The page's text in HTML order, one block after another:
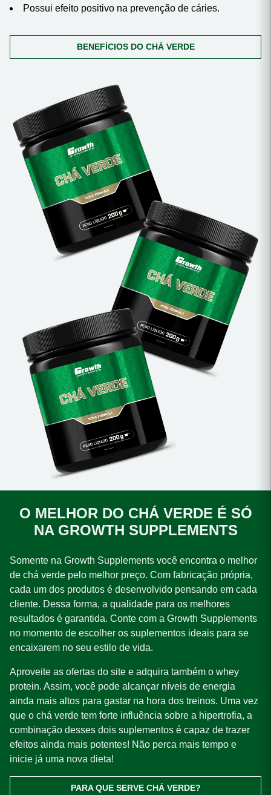
Possui efeito positivo na prevenção de cáries.
BENEFÍCIOS DO CHÁ VERDE
O MELHOR DO CHÁ VERDE É SÓ
NA GROWTH SUPPLEMENTS
Somente na Growth Supplements você encontra o melhor
de chá verde pelo melhor preço. Com fabricação própria,
cada um dos produtos é desenvolvido pensando em cada
cliente. Dessa forma, a qualidade para os melhores
resultados é garantida. Conte com a Growth Supplements
no momento de escolher os suplementos ideais para se
encaixarem no seu estilo de vida.
Aproveite as ofertas do site e adquira também o whey
protein. Assim, você pode alcançar níveis de energia
ainda mais altos para gastar na hora dos treinos. Uma vez
que o chá verde tem forte influência sobre a hipertrofia, a
combinação desses dois suplementos é capaz de trazer
efeitos ainda mais potentes! Não perca mais tempo e
inicie já uma nova dieta!
PARA QUE SERVE CHÁ VERDE?